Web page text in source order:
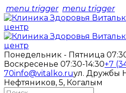
menu trigger menu trigger
Понедельник - Пятница
Воскресенье 07:30-14:30+7
70info@vitalko.ruул. Дружбы
Нефтяников, 5, Когалым